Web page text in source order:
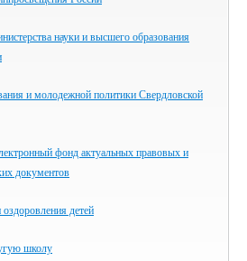
науки и высшего образования
и молодежной политики Свердловской
фонд актуальных правовых и
документов
детей
школу